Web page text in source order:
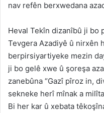
nav refên berxwedana
Heval Tekîn dizanîbû ji bo
Tevgera Azadiyê û nirxên
berpirsiyartiyeke mezin
ji bo gelê xwe û şoreşa
zanebûna “Gazî pîroz in,
sekneke herî mînak a
Bi her kar û xebata